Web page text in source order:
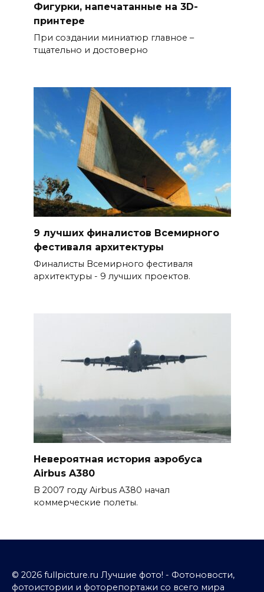
Фигурки, напечатанные на 3D-
принтере
При создании миниатюр главное –
тщательно и достоверно
9 лучших финалистов Всемирного
фестиваля архитектуры
Финалисты Всемирного фестиваля
архитектуры - 9 лучших проектов.
Невероятная история аэробуса
Airbus A380
В 2007 году Airbus A380 начал
коммерческие полеты.
© 2026 fullpicture.ru Лучшие фото! - Фотоновости,
фотоистории и фоторепортажи со всего мира